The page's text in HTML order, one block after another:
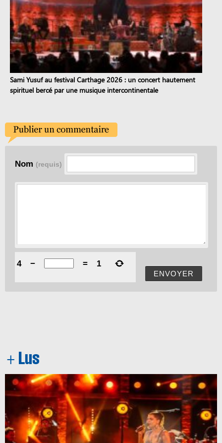
Sami Yusuf au festival Carthage 2026 : un concert hautement
spirituel bercé par une musique intercontinentale
Nom (requis)
ENVOYER
4 − = 1